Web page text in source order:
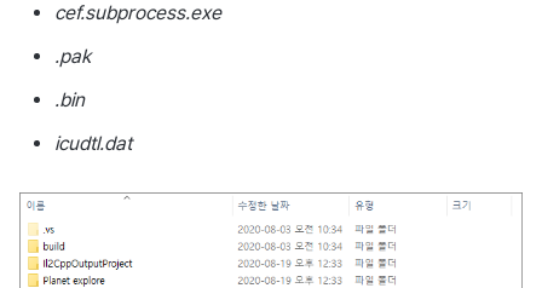
cef.subprocess.exe
.pak
.bin
icudtl.dat